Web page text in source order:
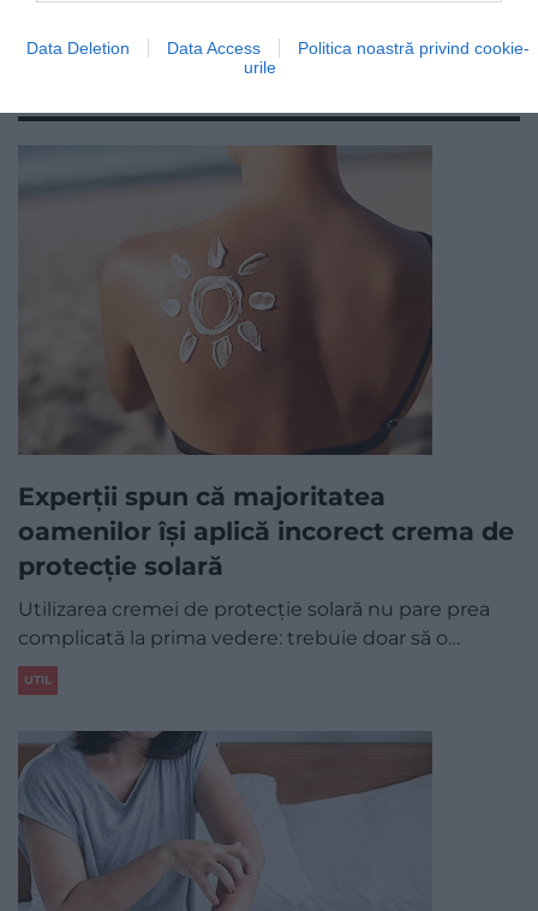
Data Deletion Data Access
Politica noastră privind cookie-
urile
Experții spun că majoritatea
oamenilor își aplică incorect crema de
protecție solară
Utilizarea cremei de protecție solară nu pare prea
complicată la prima vedere: trebuie doar să o…
UTIL